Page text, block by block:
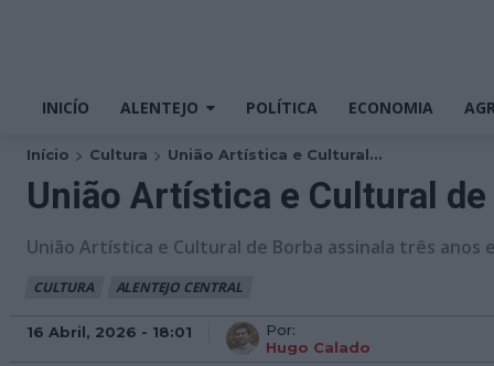
INICÍO ALENTEJO POLÍTICA ECONOMIA
Início Cultura União Artística e Cultural...
União Artística e Cultural
União Artística e Cultural de Borba assinala três
CULTURA ALENTEJO CENTRAL
16 Abril, 2026 - 18:01
Por:
Hugo Calado